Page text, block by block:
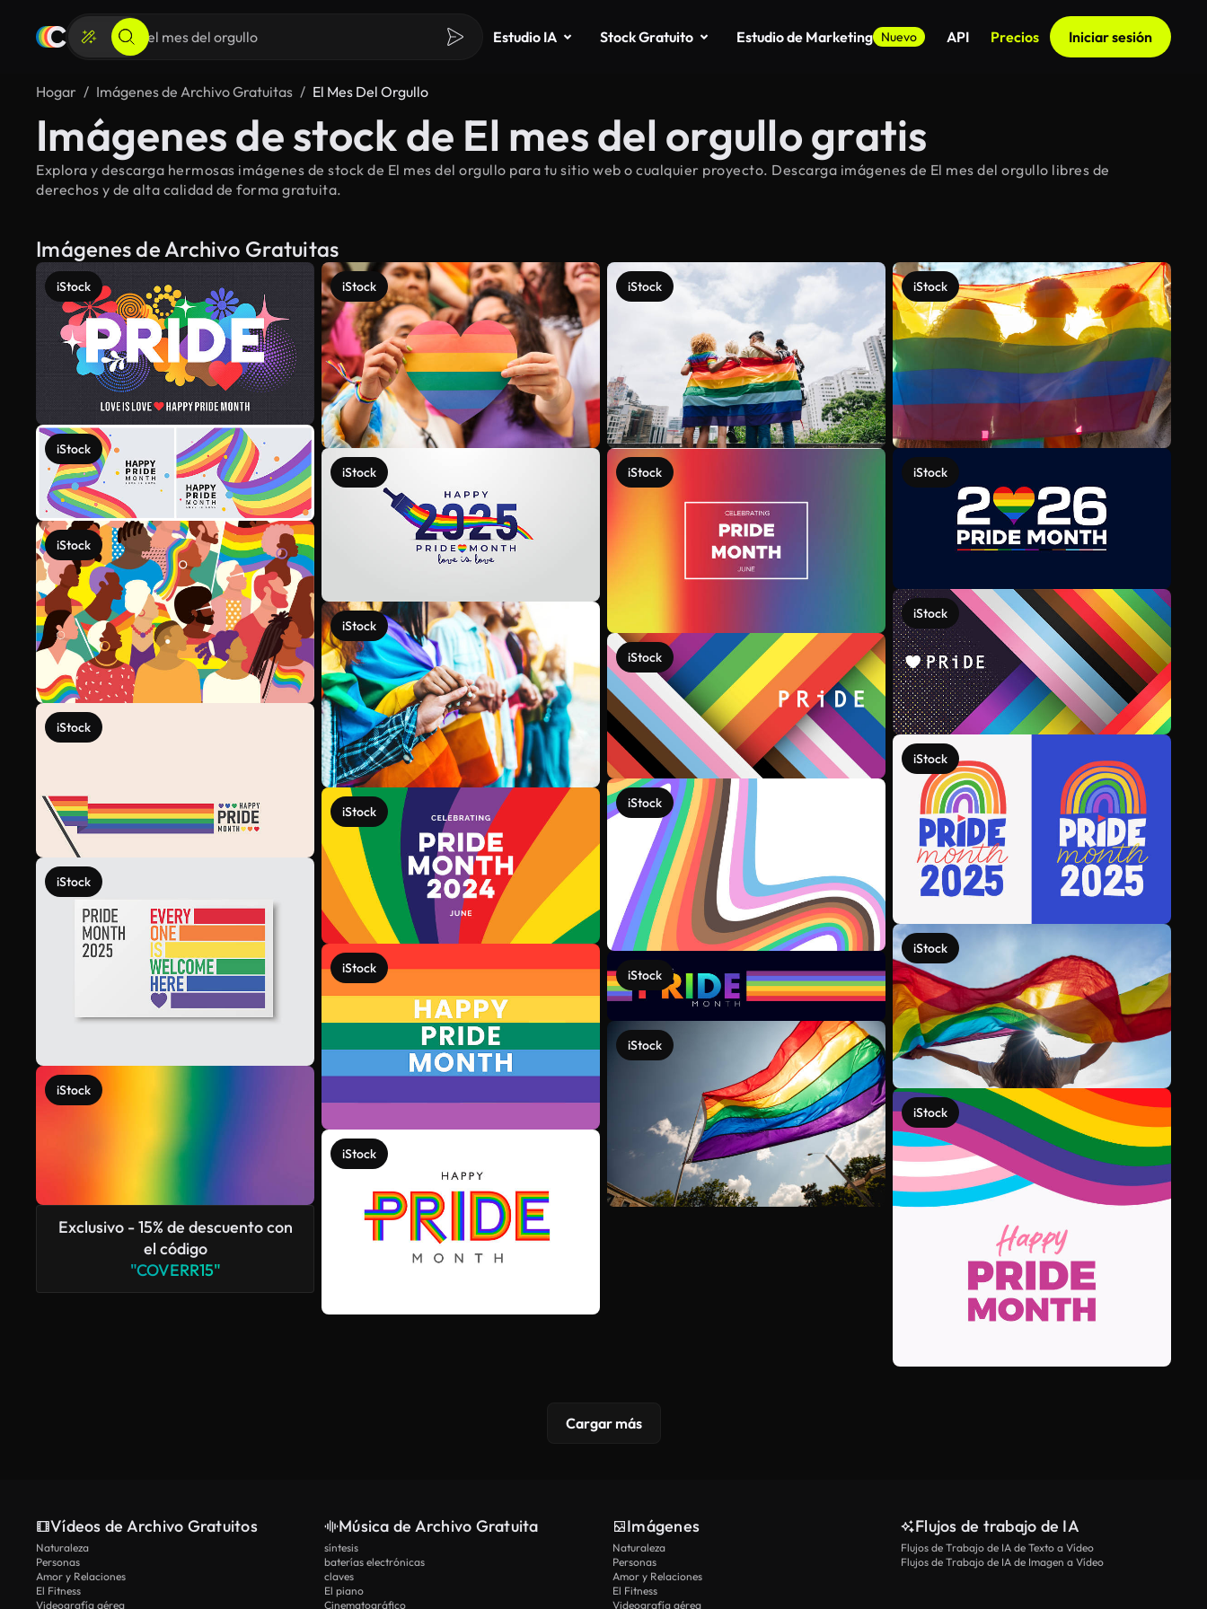
Estudio IA Stock Gratuito Estudio de Marketing Nuevo API Precios Iniciar sesión
Hogar Imágenes de Archivo Gratuitas El Mes Del Orgullo
Imágenes de stock de El mes del orgullo gratis
Explora y descarga hermosas imágenes de stock de El mes del orgullo para tu sitio web o cualquier proyecto. Descarga imágenes de El mes del orgullo libres de
derechos y de alta calidad de forma gratuita.
Imágenes de Archivo Gratuitas
iStock
iStock
iStock
iStock
iStock
iStock
Exclusivo - 15% de descuento con
el código
"COVERR15"
iStock
iStock
iStock
iStock
iStock
iStock
iStock
iStock
iStock
iStock
iStock
iStock
iStock
iStock
iStock
iStock
iStock
iStock
Cargar más
Vídeos de Archivo Gratuitos
Naturaleza
Personas
Amor y Relaciones
El Fitness
Videografía aérea
Música de Archivo Gratuita
síntesis
baterías electrónicas
claves
El piano
Cinematográfico
Imágenes
Naturaleza
Personas
Amor y Relaciones
El Fitness
Videografía aérea
Flujos de trabajo de IA
Flujos de Trabajo de IA de Texto a Vídeo
Flujos de Trabajo de IA de Imagen a Vídeo